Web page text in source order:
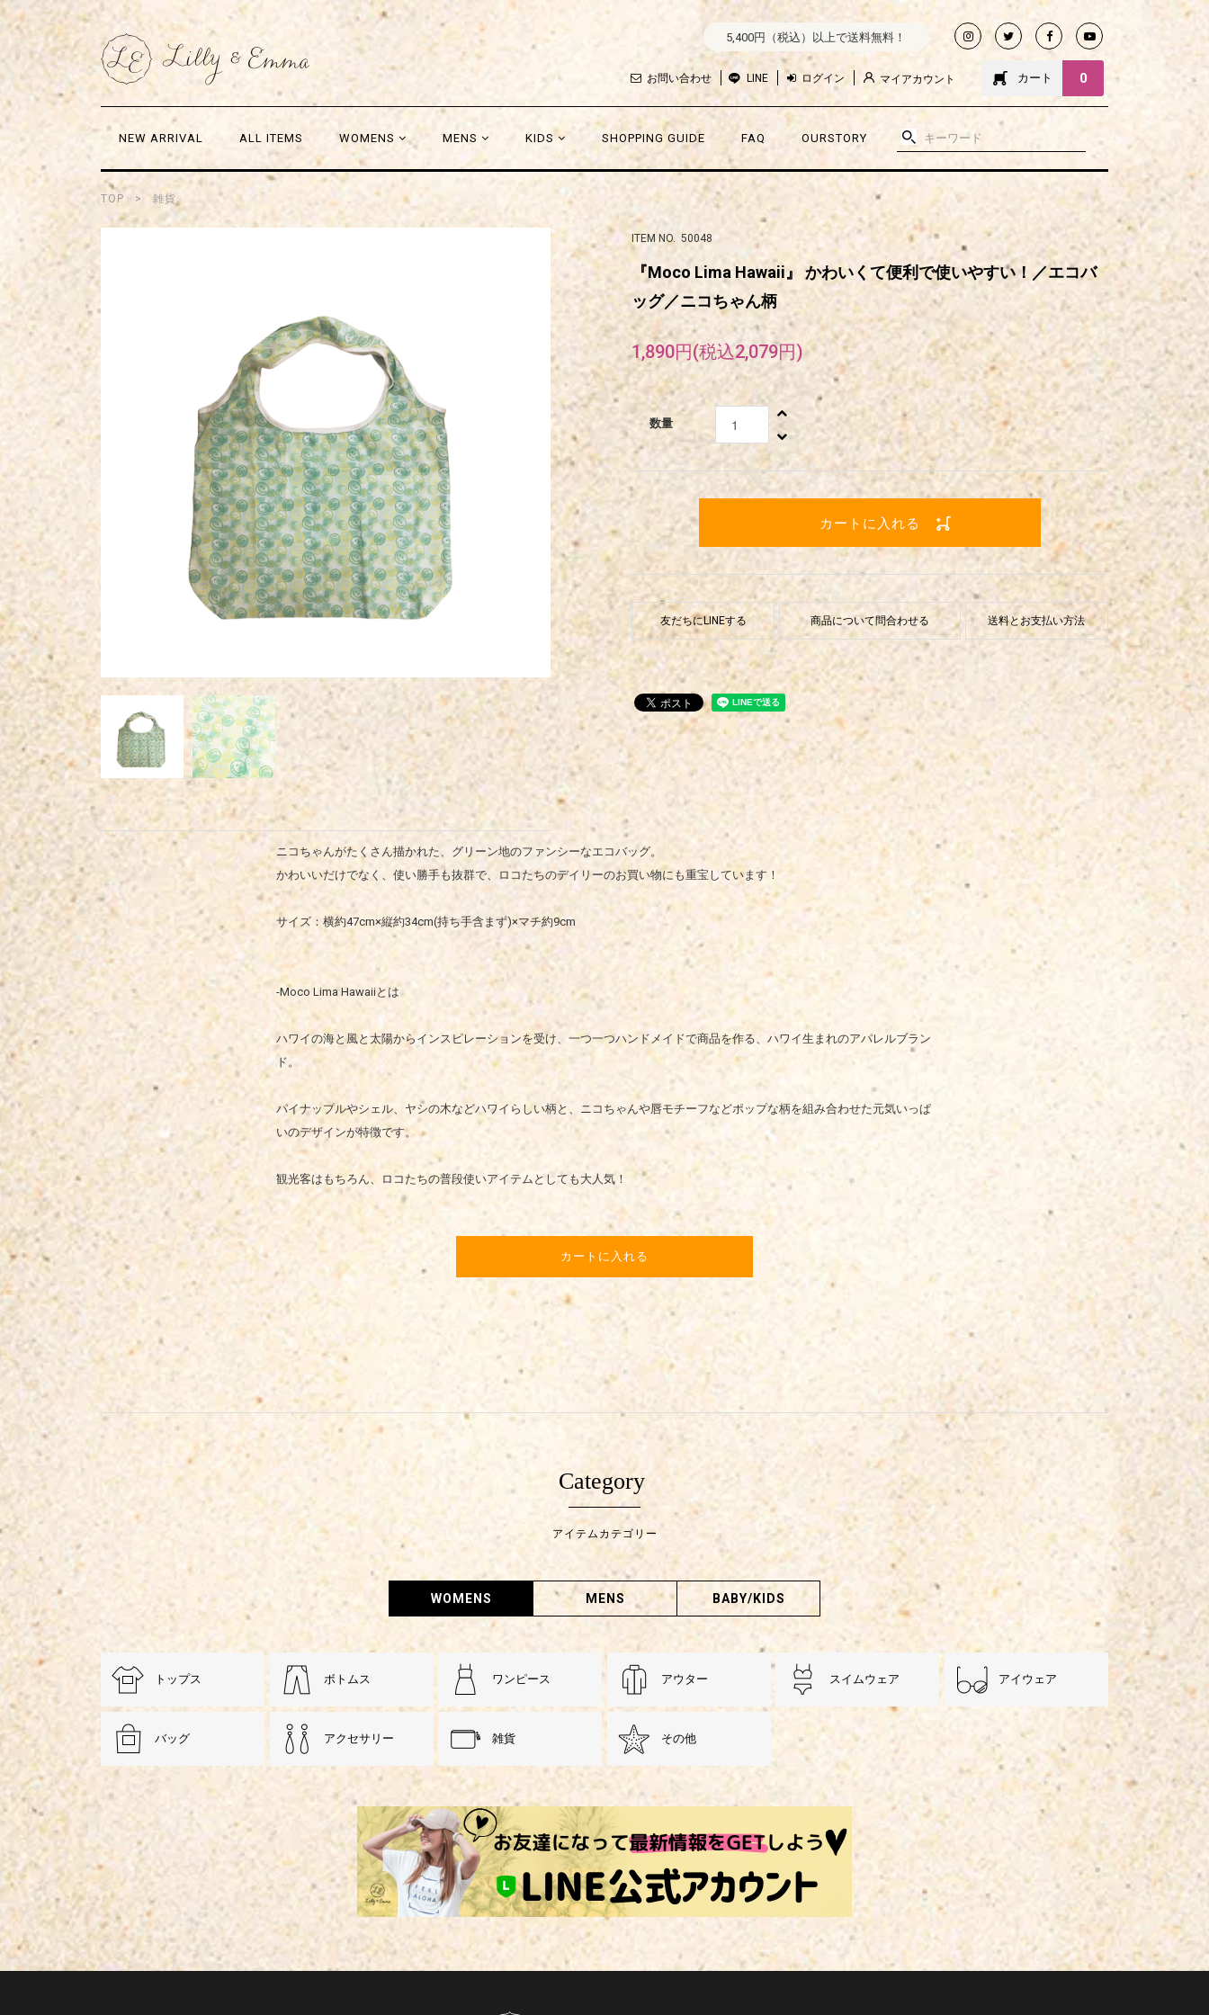
5,400円（税込）以上で送料無料！
お問い合わせ LINE ログイン マイアカウント カート 0
NEW ARRIVAL ALL ITEMS WOMENS MENS KIDS SHOPPING GUIDE FAQ OURSTORY
TOP 雑貨
ITEM NO. 50048
『Moco Lima Hawaii』 かわいくて便利で使いやすい！／エコバ
ッグ／ニコちゃん柄
1,890円(税込2,079円)
数量
カートに入れる
友だちにLINEする 商品について問合わせる 送料とお支払い方法
ニコちゃんがたくさん描かれた、グリーン地のファンシーなエコバッグ。
かわいいだけでなく、使い勝手も抜群で、ロコたちのデイリーのお買い物にも重宝しています！
サイズ：横約47cm×縦約34cm(持ち手含まず)×マチ約9cm
-Moco Lima Hawaiiとは
ハワイの海と風と太陽からインスピレーションを受け、一つ一つハンドメイドで商品を作る、ハワイ生まれのアパレルブラン
ド。
パイナップルやシェル、ヤシの木などハワイらしい柄と、ニコちゃんや唇モチーフなどポップな柄を組み合わせた元気いっぱ
いのデザインが特徴です。
観光客はもちろん、ロコたちの普段使いアイテムとしても大人気！
カートに入れる
Category
アイテムカテゴリー
WOMENS MENS BABY/KIDS
トップス ボトムス ワンピース アウター スイムウェア アイウェア
バッグ アクセサリー 雑貨 その他